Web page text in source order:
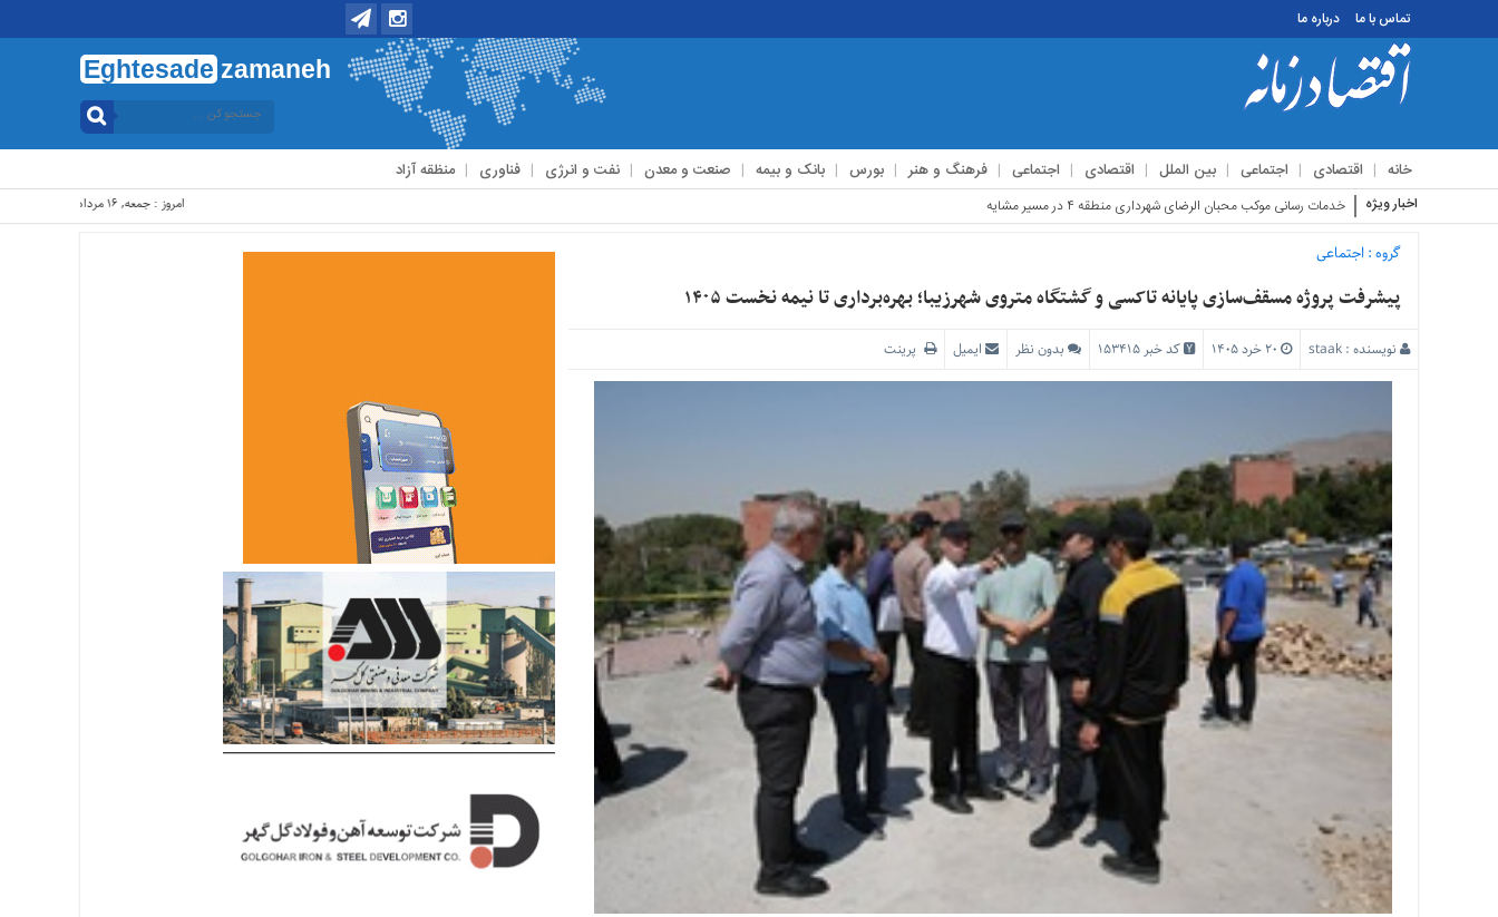
تماس با ما درباره ما
Eghtesade zamaneh
خانه اقتصادی اجتماعی بین الملل اقتصادی اجتماعی فرهنگ و هنر بورس بانک و بیمه صنعت و معدن نفت و انرژی فناوری منظقه آزاد
تماس
ما
درباره
اخبار ویژه استقبال زائر امروز : جمعه, ۱۶ مرداد , ۱۴۰۵ .::. برابر با : Friday, 7 August , 2026
گروه :اجتماعی
پیشرفت پروژه مسقف‌سازی پایانه تاکسی و گشتگاه متروی شهرزیبا؛ بهره‌برداری تا نیمه نخست ۱۴۰۵
نویسنده :staak کد خبر 153415 بدون نظر ایمیل پرینت